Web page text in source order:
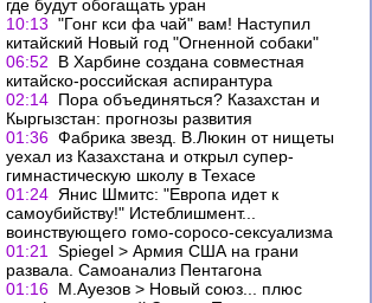
где будут обогащать уран
10:13 "Гонг кси фа чай" вам! Наступил
китайский Новый год "Огненной собаки"
06:52
В Харбине создана совместная
китайско-российская аспирантура
02:14 Пора объединяться? Казахстан и
Кыргызстан: прогнозы развития
01:36 Фабрика звезд. В.Люкин от нищеты
уехал из Казахстана и открыл супер-
гимнастическую школу в Техасе
01:24 Янис Шмитс: "Европа идет к
самоубийству!" Истеблишмент...
воинствующего гомо-соросо-сексуализма
01:21
Spiegel > Армия США на грани
развала. Самоанализ Пентагона
01:16 М.Ауезов > Новый союз... плюс